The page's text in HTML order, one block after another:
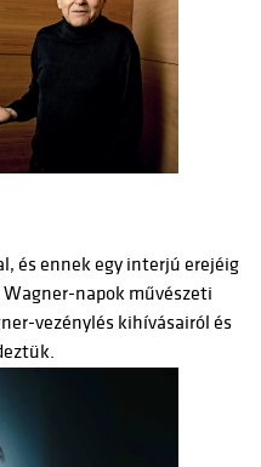
és ennek egy interjú erejéig
napok művészeti
vezénylés kihívásairól és